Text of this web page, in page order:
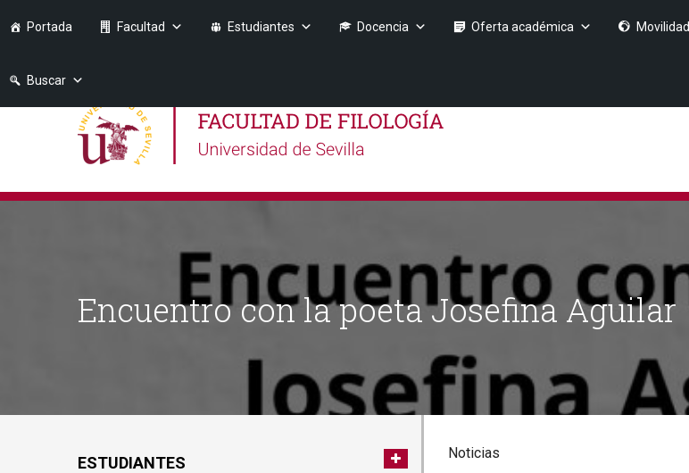
Portada Facultad Estudiantes Docencia Oferta académica Movilidad
Buscar
Encuentro con la poeta Josefina Aguilar
ESTUDIANTES
Noticias